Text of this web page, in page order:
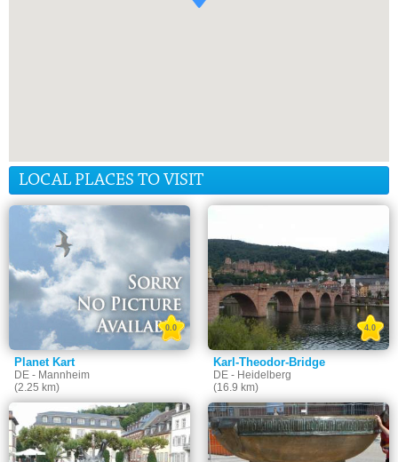
LOCAL PLACES TO VISIT
Planet Kart
DE - Mannheim
(2.25 km)
0.0
Karl-Theodor-Bridge
DE - Heidelberg
(16.9 km)
4.0